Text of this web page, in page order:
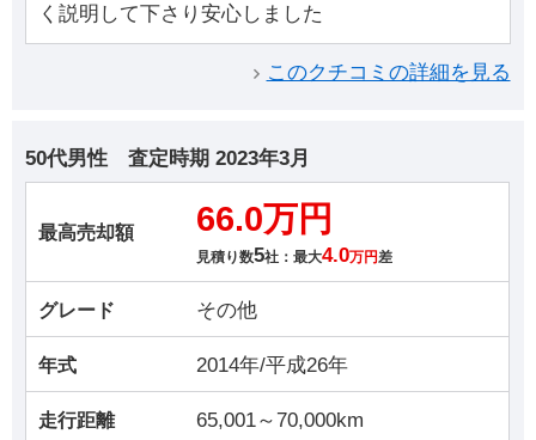
く説明して下さり安心しました
このクチコミの詳細を見る
50代男性 査定時期 2023年3月
最高売却額 66.0万円
見積り数5社：最大4.0万円差
グレード その他
年式 2014年/平成26年
走行距離 65,001～70,000km